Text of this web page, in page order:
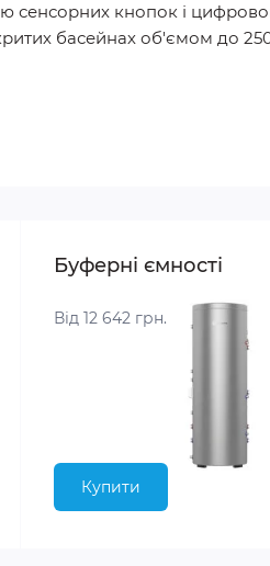
кнопок і
басейнах об'ємом до
Буферні ємності
Від 12 642 грн.
Купити